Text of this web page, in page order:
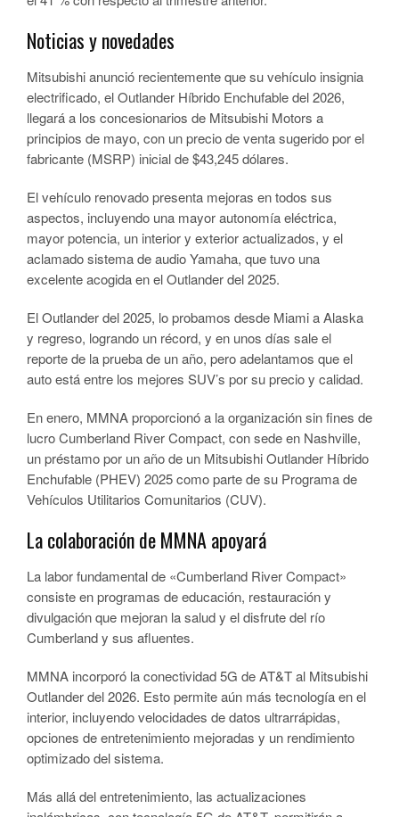
Noticias y novedades
Mitsubishi anunció recientemente que su vehículo insignia
electrificado, el Outlander Híbrido Enchufable del 2026,
llegará a los concesionarios de Mitsubishi Motors a
principios de mayo, con un precio de venta sugerido por el
fabricante (MSRP) inicial de $43,245 dólares.
El vehículo renovado presenta mejoras en todos sus
aspectos, incluyendo una mayor autonomía eléctrica,
mayor potencia, un interior y exterior actualizados, y el
aclamado sistema de audio Yamaha, que tuvo una
excelente acogida en el Outlander del 2025.
El Outlander del 2025, lo probamos desde Miami a Alaska
y regreso, logrando un récord, y en unos días sale el
reporte de la prueba de un año, pero adelantamos que el
auto está entre los mejores SUV’s por su precio y calidad.
En enero, MMNA proporcionó a la organización sin fines de
lucro Cumberland River Compact, con sede en Nashville,
un préstamo por un año de un Mitsubishi Outlander Híbrido
Enchufable (PHEV) 2025 como parte de su Programa de
Vehículos Utilitarios Comunitarios (CUV).
La colaboración de MMNA apoyará
La labor fundamental de «Cumberland River Compact»
consiste en programas de educación, restauración y
divulgación que mejoran la salud y el disfrute del río
Cumberland y sus afluentes.
MMNA incorporó la conectividad 5G de AT&T al Mitsubishi
Outlander del 2026. Esto permite aún más tecnología en el
interior, incluyendo velocidades de datos ultrarrápidas,
opciones de entretenimiento mejoradas y un rendimiento
optimizado del sistema.
Más allá del entretenimiento, las actualizaciones